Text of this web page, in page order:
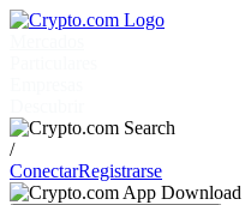
/
ConectarRegistrarse